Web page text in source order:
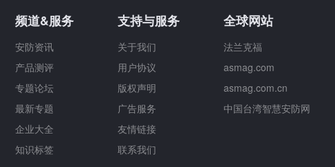
频道&服务
安防资讯
产品测评
专题论坛
最新专题
企业大全
知识标签
支持与服务
关于我们
用户协议
版权声明
广告服务
友情链接
联系我们
全球网站
法兰克福
asmag.com
asmag.com.cn
中国台湾智慧安防网